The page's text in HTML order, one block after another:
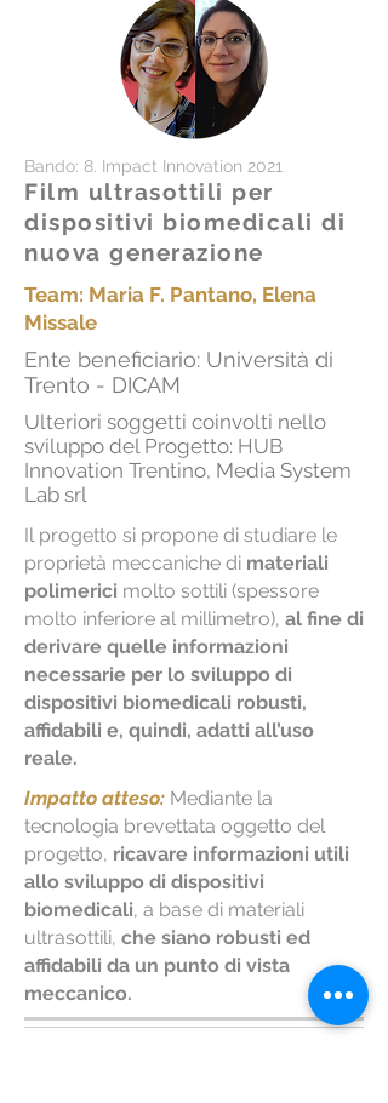
Bando: 8. Impact Innovation 2021
Film ultrasottili per
dispositivi biomedicali di
nuova generazione
Team: Maria F. Pantano, Elena
Missale
Ente beneficiario: Università di
Trento - DICAM
Ulteriori soggetti coinvolti nello
sviluppo del Progetto: HUB
Innovation Trentino, Media System
Lab srl
Il progetto si propone di studiare le
proprietà meccaniche di materiali
polimerici molto sottili (spessore
molto inferiore al millimetro), al fine di
derivare quelle informazioni
necessarie per lo sviluppo di
dispositivi biomedicali robusti,
affidabili e, quindi, adatti all’uso
reale.
Impatto atteso: Mediante la
tecnologia brevettata oggetto del
progetto, ricavare informazioni utili
allo sviluppo di dispositivi
biomedicali, a base di materiali
ultrasottili, che siano robusti ed
affidabili da un punto di vista
meccanico.